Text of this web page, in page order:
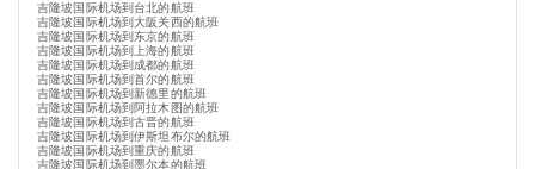
吉隆坡国际机场到台北的航班
吉隆坡国际机场到大阪关西的航班
吉隆坡国际机场到东京的航班
吉隆坡国际机场到上海的航班
吉隆坡国际机场到成都的航班
吉隆坡国际机场到首尔的航班
吉隆坡国际机场到新德里的航班
吉隆坡国际机场到阿拉木图的航班
吉隆坡国际机场到古晋的航班
吉隆坡国际机场到伊斯坦布尔的航班
吉隆坡国际机场到重庆的航班
吉隆坡国际机场到墨尔本的航班